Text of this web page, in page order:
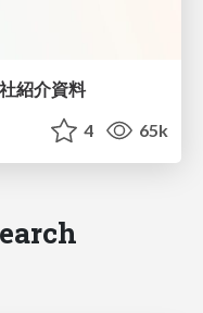
紹介資料
4 65k